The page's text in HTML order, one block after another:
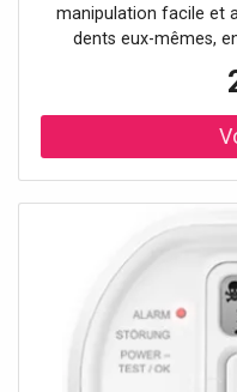
manipulation facile et
dents eux-mêmes,
du manche